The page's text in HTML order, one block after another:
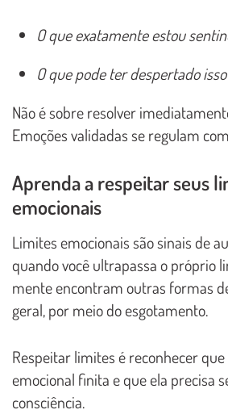
O que exatamente estou
O que pode ter despertado
Não é sobre resolver
Emoções validadas se regulam
Aprenda a respeitar seus
emocionais
Limites emocionais são sinais de
quando você ultrapassa o próprio
mente encontram outras formas
geral, por meio do esgotamento.
Respeitar limites é reconhecer
emocional finita e que ela precisa
consciência.